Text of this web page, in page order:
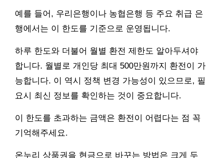
예를 들어, 우리은행이나 농협은행 등 주요 취급 은
행에서는 이 한도를 기준으로 운영됩니다.
하루 한도와 더불어 월별 환전 제한도 알아두셔야
합니다. 월별로 개인당 최대 500만원까지 환전이 가
능합니다. 이 역시 정책 변경 가능성이 있으므로, 필
요시 최신 정보를 확인하는 것이 중요합니다.
이 한도를 초과하는 금액은 환전이 어렵다는 점 꼭
기억해주세요.
온누리 상품권을 현금으로 바꾸는 방법은 크게 두